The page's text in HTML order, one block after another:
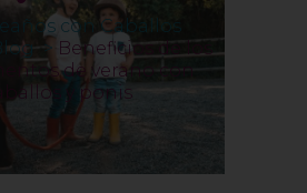
con Caballos
Blog > Beneficios de los
de verano con
y ponis